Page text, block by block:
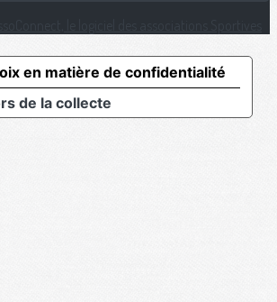
de la collecte
en matière de confidentialité